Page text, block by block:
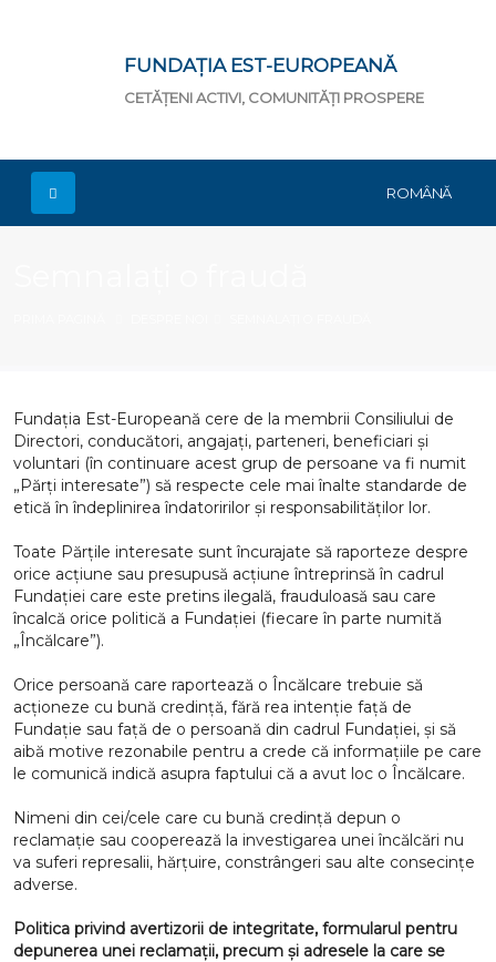
FUNDAȚIA EST-EUROPEANĂ
CETĂȚENI ACTIVI, COMUNITĂȚI PROSPERE
ROMÂNĂ
Fundația Est-Europeană cere de la membrii Consiliului de
Directori, conducători, angajați, parteneri, beneficiari și
voluntari (în continuare acest grup de persoane va fi numit
„Părți interesate”) să respecte cele mai înalte standarde de
etică în îndeplinirea îndatoririlor și responsabilităților lor.
Toate Părțile interesate sunt încurajate să raporteze despre
orice acțiune sau presupusă acțiune întreprinsă în cadrul
Fundației care este pretins ilegală, frauduloasă sau care
încalcă orice politică a Fundației (fiecare în parte numită
„Încălcare”).
Orice persoană care raportează o Încălcare trebuie să
acționeze cu bună credință, fără rea intenție față de
Fundație sau față de o persoană din cadrul Fundației, și să
aibă motive rezonabile pentru a crede că informațiile pe care
le comunică indică asupra faptului că a avut loc o Încălcare.
Nimeni din cei/cele care cu bună credință depun o
reclamație sau cooperează la investigarea unei încălcări nu
va suferi represalii, hărțuire, constrângeri sau alte consecințe
adverse.
Politica privind avertizorii de integritate, formularul pentru
depunerea unei reclamații, precum și adresele la care se